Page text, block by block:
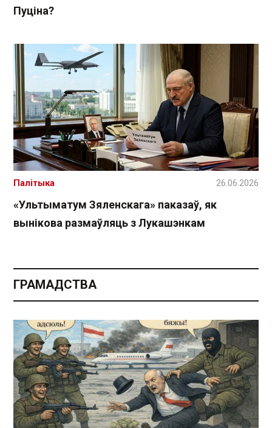
Пуціна?
«Ультыматум Зяленскага» паказаў, як
вынікова размаўляць з Лукашэнкам
Палітыка 26.06.2026
ГРАМАДСТВА